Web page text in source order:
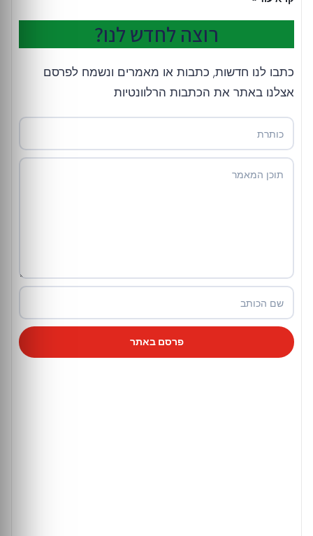
רוצה לחדש לנו?
כתבו לנו חדשות, כתבות או מאמרים ונשמח לפרסם
אצלנו באתר את הכתבות הרלוונטיות
פרסם באתר